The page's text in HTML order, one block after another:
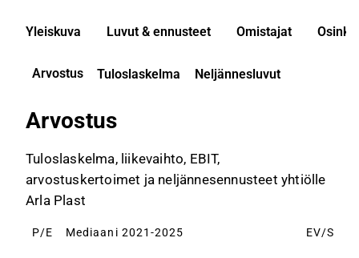
Yleiskuva Luvut & ennusteet Omistajat Osinko
Arvostus Tuloslaskelma Neljännesluvut
Arvostus
Tuloslaskelma, liikevaihto, EBIT,
arvostuskertoimet ja neljännesennusteet yhtiölle
Arla Plast
P/E Mediaani 2021-2025 EV/S